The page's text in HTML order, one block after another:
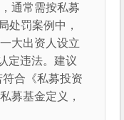
通常需按私募
处罚案例中，
大出资人设立
定违法。建议
合《私募投资
募基金定义，